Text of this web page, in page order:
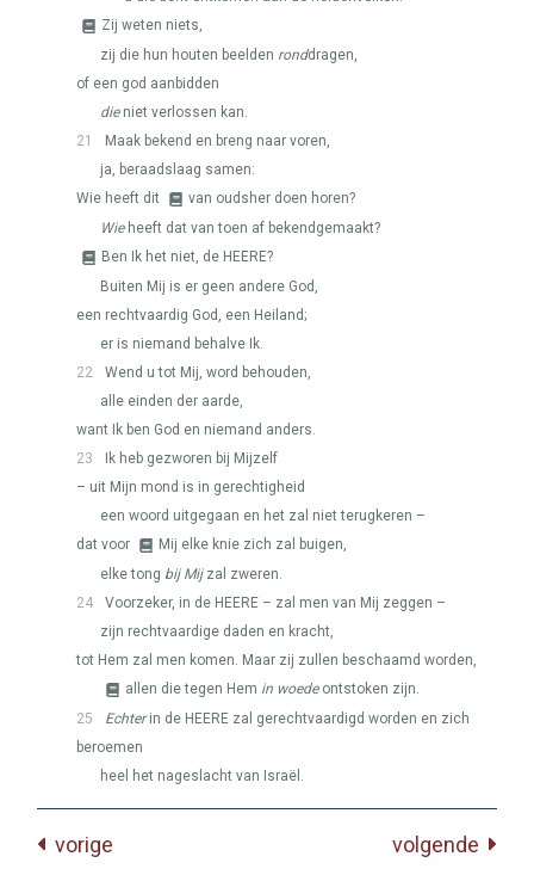
Zij weten niets,
zij die hun houten beelden ronddragen,
of een god aanbidden
dieniet verlossen kan.
21
Maak bekend en breng naar voren,
ja, beraadslaag samen:
Wie heeft dit
van oudsher doen horen?
Wieheeft dat van toen af bekendgemaakt?
Ben Ik het niet, de HEERE?
Buiten Mij is er geen andere God,
een rechtvaardig God, een Heiland;
er is niemand behalve Ik.
22
Wend u tot Mij, word behouden,
alle einden der aarde,
want Ik ben God en niemand anders.
23
Ik heb gezworen bij Mijzelf
– uit Mijn mond is in gerechtigheid
een woord uitgegaan en het zal niet terugkeren –
dat voor
Mij elke knie zich zal buigen,
elke tong bij Mijzal zweren.
24
Voorzeker, in de HEERE – zal men van Mij zeggen –
zijn rechtvaardige daden en kracht,
tot Hem zal men komen. Maar zij zullen beschaamd worden,
allen die tegen Hem in woedeontstoken zijn.
25
Echterin de HEERE zal gerechtvaardigd worden en zich
beroemen
heel het nageslacht van Israël.
vorige volgende